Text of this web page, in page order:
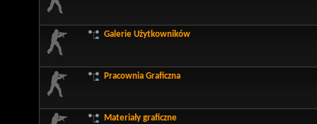
Galerie Użytkowników
Pracownia Graficzna
Materiały graficzne